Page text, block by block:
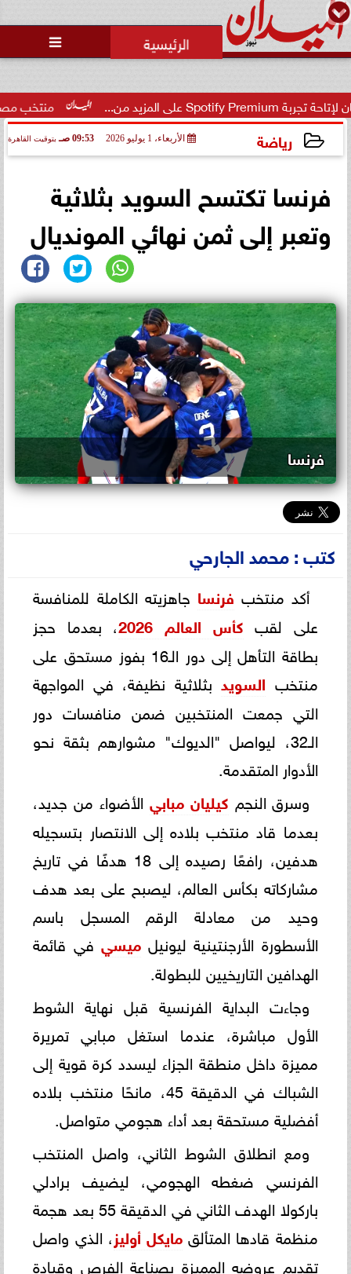

منتخب مصر لناشئات
رياضة الأربعاء، 1 يوليو 2026 09:53 صـ بتوقيت القاهرة
فرنسا تكتسح السويد بثلاثية
وتعبر إلى ثمن نهائي المونديال
فرنسا
كتب : محمد الجارحي
أكد منتخب فرنسا جاهزيته الكاملة للمنافسة
على لقب كأس العالم 2026
، بعدما حجز
بطاقة التأهل إلى دور الـ16 بفوز مستحق على
منتخب السويد بثلاثية نظيفة، في المواجهة
التي جمعت المنتخبين ضمن منافسات دور
الـ32، ليواصل "الديوك" مشوارهم بثقة نحو
الأدوار المتقدمة.
وسرق النجم كيليان مبابي الأضواء من جديد،
بعدما قاد منتخب بلاده إلى الانتصار بتسجيله
هدفين، رافعًا رصيده إلى 18 هدفًا في تاريخ
مشاركاته بكأس العالم، ليصبح على بعد هدف
وحيد من معادلة الرقم المسجل باسم
الأسطورة الأرجنتينية ليونيلميسي في قائمة
الهدافين التاريخيين للبطولة.
وجاءت البداية الفرنسية قبل نهاية الشوط
الأول مباشرة، عندما استغل مبابي تمريرة
مميزة داخل منطقة الجزاء ليسدد كرة قوية إلى
الشباك في الدقيقة 45، مانحًا منتخب بلاده
أفضلية مستحقة بعد أداء هجومي متواصل.
ومع انطلاق الشوط الثاني، واصل المنتخب
الفرنسي ضغطه الهجومي، ليضيف برادلي
باركولا الهدف الثاني في الدقيقة 55 بعد هجمة
منظمة قادها المتألق مايكل أوليز، الذي واصل
تقديم عروضه المميزة بصناعة الفرص وقيادة